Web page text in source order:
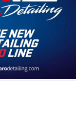
Tenzi Pro Detailing
IPA Cleaner 700 ml
5,50 €